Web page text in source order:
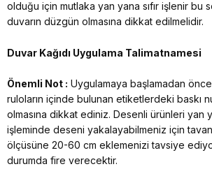
olduğu için mutlaka yan yana sıfır işlenir bu
duvarın düzgün olmasına dikkat edilmelidir.
Duvar Kağıdı Uygulama Talimatnamesi
Önemli Not : Uygulamaya başlamadan önce
ruloların içinde bulunan etiketlerdeki baskı
olmasına dikkat ediniz. Desenli ürünleri yan
işleminde deseni yakalayabilmeniz için
ölçüsüne 20-60 cm eklemenizi tavsiye
durumda fire verecektir.